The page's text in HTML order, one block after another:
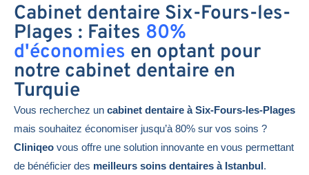
Cabinet dentaire Six-Fours-les-
Plages : Faites 80%
d'économies en optant pour
notre cabinet dentaire en
Turquie
Vous recherchez un cabinet dentaire à Six-Fours-les-Plages
mais souhaitez économiser jusqu’à 80% sur vos soins ?
Cliniqeo vous offre une solution innovante en vous permettant
de bénéficier des meilleurs soins dentaires à Istanbul.